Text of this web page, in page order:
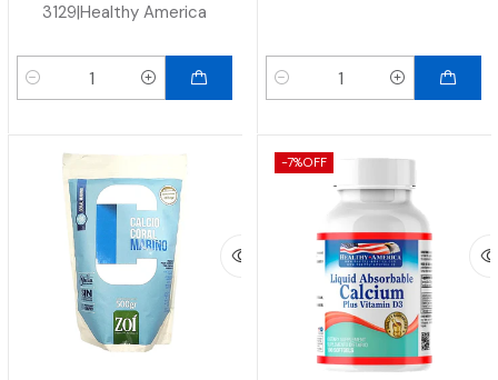
3129|Healthy America
Cantidad Cantidad
-7%OFF